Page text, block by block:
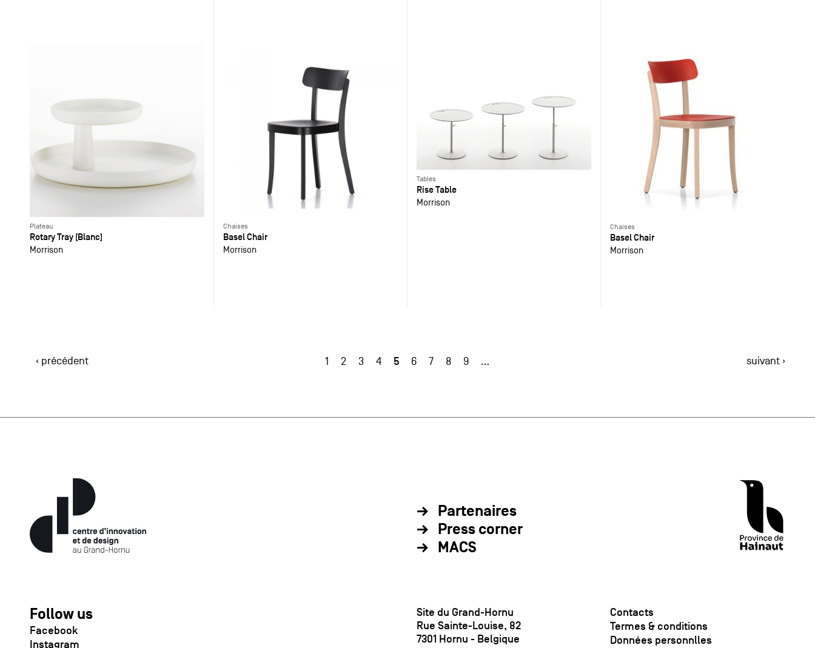
Plateau
Rotary Tray (Blanc)
Morrison
Chaises
Basel Chair
Morrison
Tables
Rise Table
Morrison
Chaises
Basel Chair
Morrison
‹ précédent 1 2 3 4 5 6 7 8 9 … suivant ›
Partenaires
Press corner
MACS
Follow us
Facebook
Instagram
Site du Grand-Hornu
Rue Sainte-Louise, 82
7301 Hornu - Belgique
Contacts
Termes & conditions
Données personnlles